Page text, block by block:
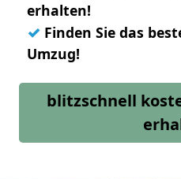
erhalten!
✓ Finden Sie das
Umzug!
blitzschnell